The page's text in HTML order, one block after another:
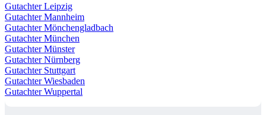
Gutachter Leipzig
Gutachter Mannheim
Gutachter Mönchengladbach
Gutachter München
Gutachter Münster
Gutachter Nürnberg
Gutachter Stuttgart
Gutachter Wiesbaden
Gutachter Wuppertal